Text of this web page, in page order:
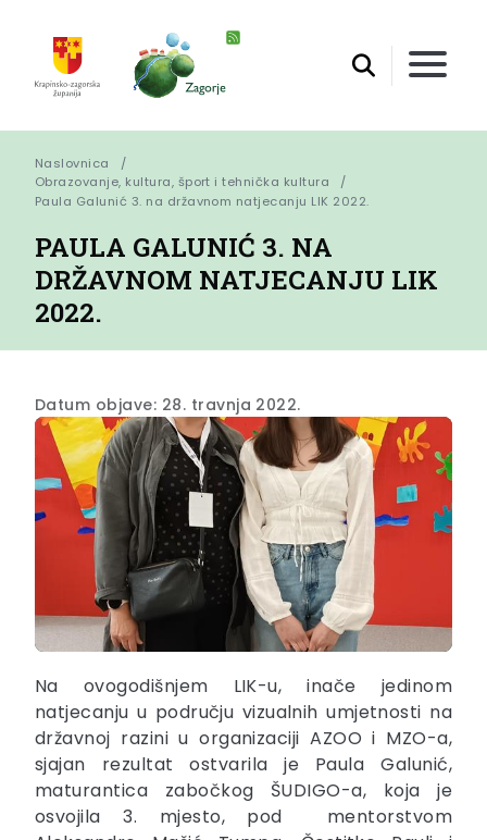
Naslovnica
Obrazovanje, kultura, šport i tehnička kultura
Paula Galunić 3. na državnom natjecanju LIK 2022.
PAULA GALUNIĆ 3. NA
DRŽAVNOM NATJECANJU LIK
2022.
Datum objave: 28. travnja 2022.
Na ovogodišnjem LIK-u, inače jedinom
natjecanju u području vizualnih umjetnosti na
državnoj razini u organizaciji AZOO i MZO-a,
sjajan rezultat ostvarila je Paula Galunić,
maturantica zabočkog ŠUDIGO-a, koja je
osvojila 3. mjesto, pod mentorstvom